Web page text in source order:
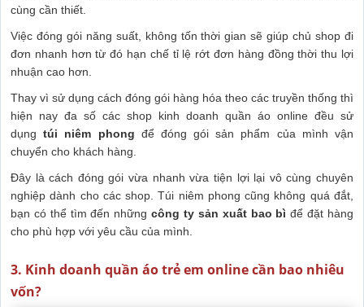
cùng cần thiết.
Việc đóng gói năng suất, không tốn thời gian sẽ giúp chủ shop đi
đơn nhanh hơn từ đó hạn chế tỉ lệ rớt đơn hàng đồng thời thu lợi
nhuận cao hơn.
Thay vì sử dụng cách đóng gói hàng hóa theo các truyền thống thì
hiện nay đa số các shop kinh doanh quần áo online đều sử
dụng túi niêm phong để đóng gói sản phẩm của mình vận
chuyển cho khách hàng.
Đây là cách đóng gói vừa nhanh vừa tiện lợi lại vô cùng chuyên
nghiệp dành cho các shop. Túi niêm phong cũng không quá đắt,
bạn có thể tìm đến nhữngcông ty sản xuất bao bì để đặt hàng
cho phù hợp với yêu cầu của mình.
3. Kinh doanh quần áo trẻ em online cần bao nhiêu
vốn?